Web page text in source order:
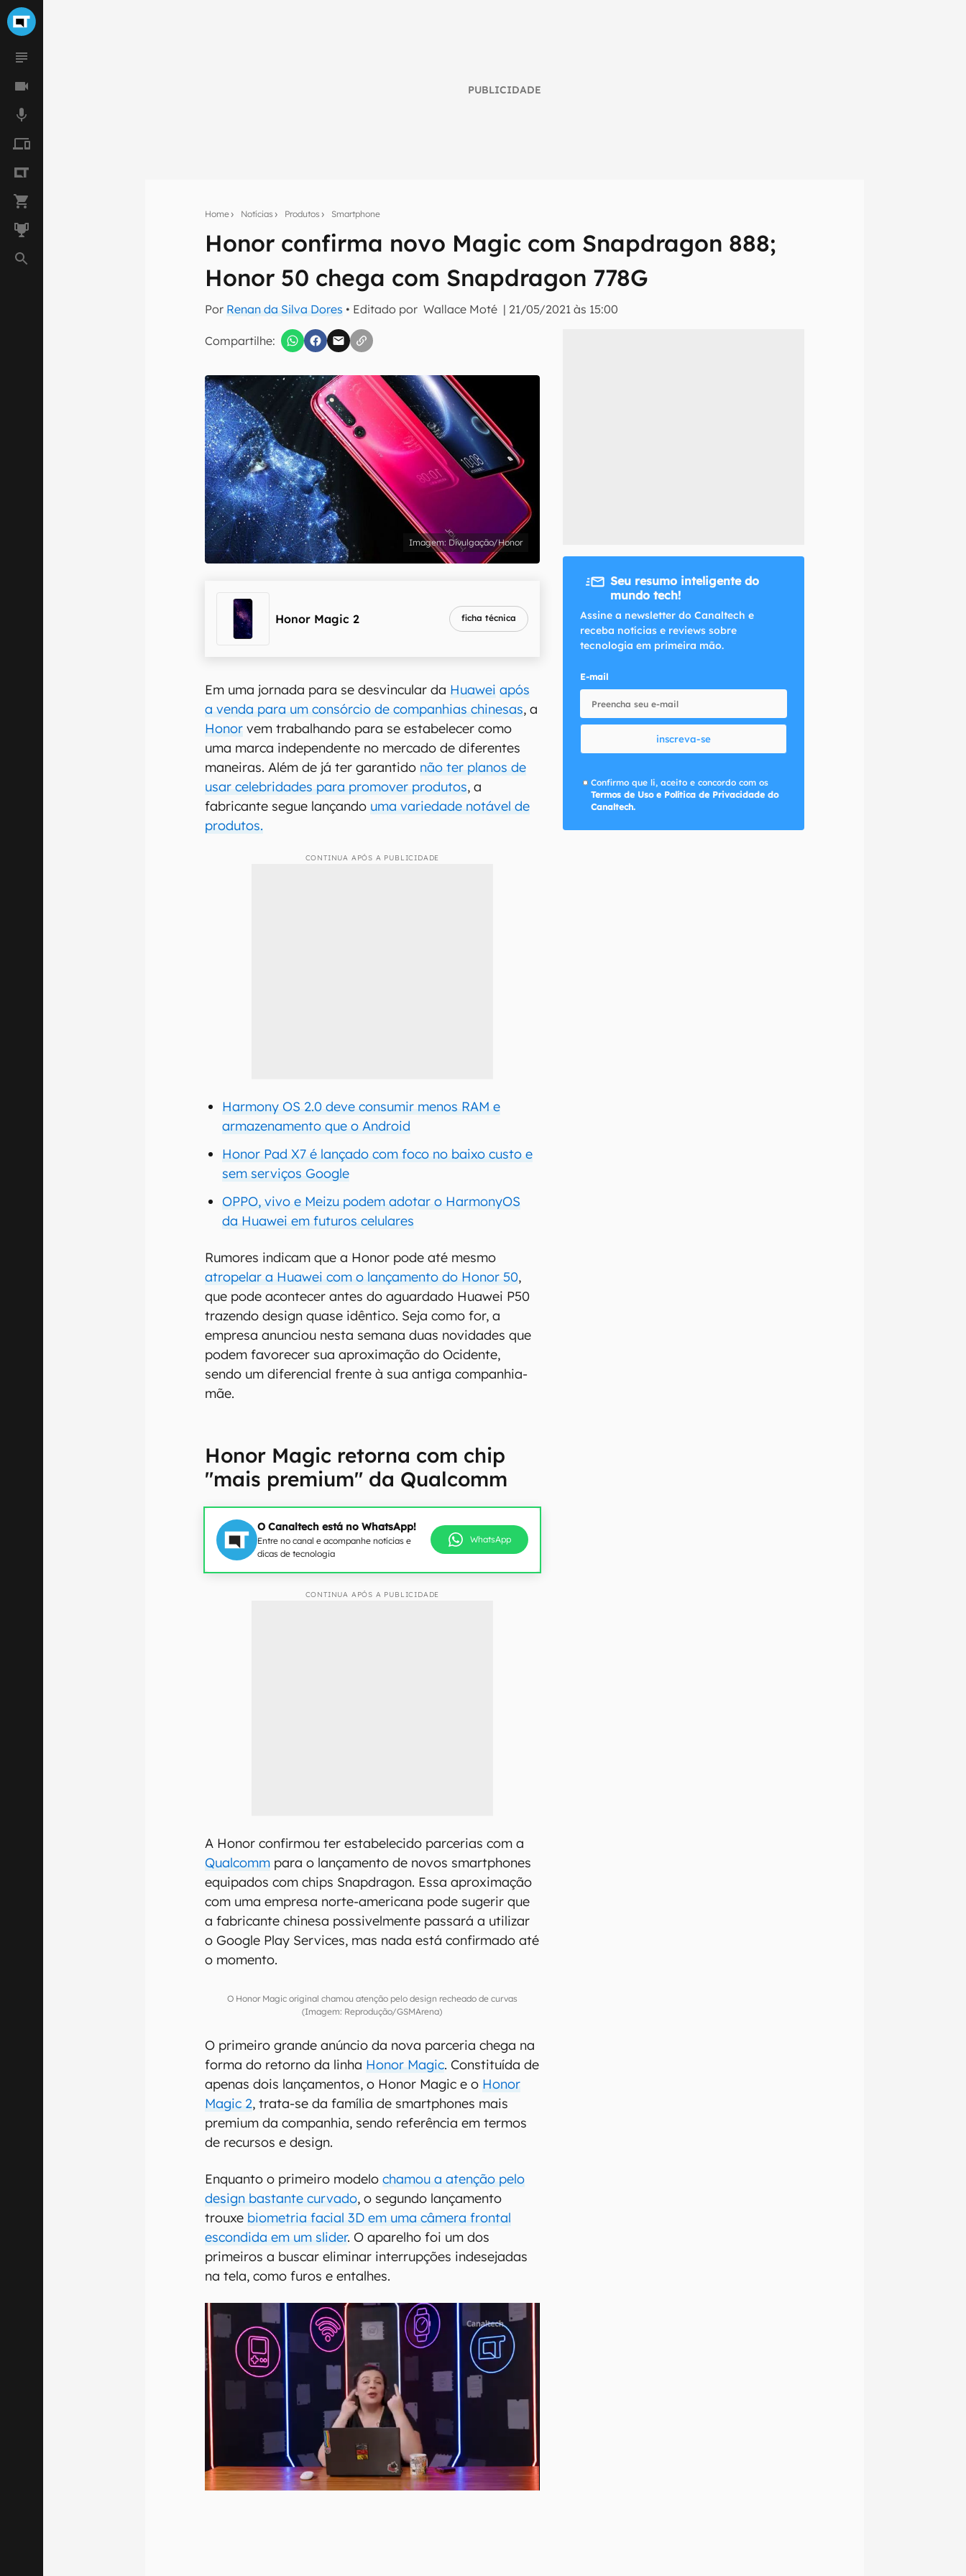
PUBLICIDADE
Home Notícias Produtos Smartphone
Honor confirma novo Magic com Snapdragon 888;
Honor 50 chega com Snapdragon 778G
Por Renan da Silva Dores • Editado por Wallace Moté | 21/05/2021 às 15:00
Compartilhe:
Seu resumo inteligente do mundo tech!
Assine a newsletter do Canaltech e receba notícias e reviews sobre tecnologia em primeira
inscreva-se
Confirmo que li, aceito e concordo com os Termos de Uso e Política de Privacidade do Canaltech.
Divulgação/Honor
Honor Magic 2 ficha técnica
Em uma jornada para se desvincular da Huawei após
a venda para um consórcio de companhias chinesas, a
Honor vem trabalhando para se estabelecer como
uma marca independente no mercado de diferentes
maneiras. Além de já ter garantido não ter planos de
usar celebridades para promover produtos, a
fabricante segue lançando uma variedade notável de
produtos.
CONTINUA APÓS A PUBLICIDADE
Harmony OS 2.0 deve consumir menos RAM e
armazenamento que o Android
Honor Pad X7 é lançado com foco no baixo custo e
sem serviços Google
OPPO, vivo e Meizu podem adotar o HarmonyOS
da Huawei em futuros celulares
Rumores indicam que a Honor pode até mesmo
atropelar a Huawei com o lançamento do Honor 50,
que pode acontecer antes do aguardado Huawei P50
trazendo design quase idêntico. Seja como for, a
empresa anunciou nesta semana duas novidades que
podem favorecer sua aproximação do Ocidente,
sendo um diferencial frente à sua antiga companhia-
mãe.
Honor Magic retorna com chip
"mais premium" da Qualcomm
O Canaltech está no WhatsApp!
Entre no canal e acompanhe notícias e
dicas de tecnologia
WhatsApp
CONTINUA APÓS A PUBLICIDADE
A Honor confirmou ter estabelecido parcerias com a
Qualcomm para o lançamento de novos smartphones
equipados com chips Snapdragon. Essa aproximação
com uma empresa norte-americana pode sugerir que
a fabricante chinesa possivelmente passará a utilizar
o Google Play Services, mas nada está confirmado até
o momento.
O Honor Magic original chamou atenção pelo design recheado de curvas
(Imagem: Reprodução/GSMArena)
O primeiro grande anúncio da nova parceria chega na
forma do retorno da linha Honor Magic. Constituída de
apenas dois lançamentos, o Honor Magic e o Honor
Magic 2, trata-se da família de smartphones mais
premium da companhia, sendo referência em termos
de recursos e design.
Enquanto o primeiro modelochamou a atenção pelo
design bastante curvado, o segundo lançamento
trouxe biometria facial 3D em uma câmera frontal
escondida em um slider. O aparelho foi um dos
primeiros a buscar eliminar interrupções indesejadas
na tela, como furos e entalhes.
Seu resumo inteligente do
mundo tech!
Assine a newsletter do Canaltech e
receba notícias e reviews sobre
tecnologia em primeira mão.
E-mail
inscreva-se
Confirmo que li, aceito e concordo com os
Termos de Uso e Política de Privacidade do
Canaltech.